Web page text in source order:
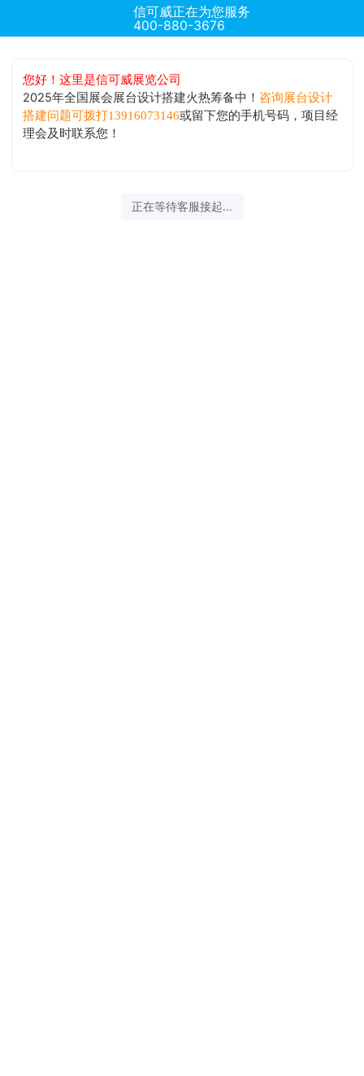
信可威正在为您服务
400-880-3676
您好！这里是信可威展览公司
2025年全国展会展台设计搭建火热筹备中！ 咨询展台设计
搭建问题可拨打13916073146或留下您的手机号码，项目经
理会及时联系您！
正在等待客服接起...